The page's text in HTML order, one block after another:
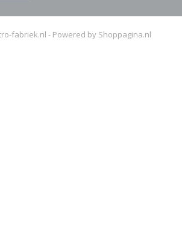
fabriek.nl - Powered by Shoppagina.nl